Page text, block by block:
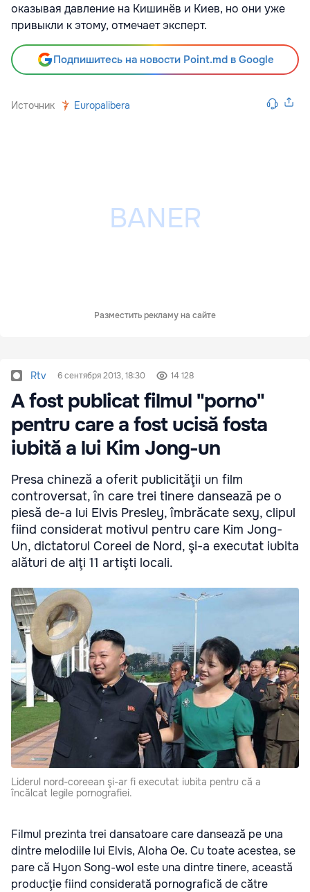
оказывая давление на Кишинёв и Киев, но они уже
привыкли к этому, отмечает эксперт.
Подпишитесь на новости Point.md в Google
Источник Europalibera
Разместить рекламу на сайте
Rtv 6 сентября 2013, 18:30 14 128
A fost publicat filmul "porno"
pentru care a fost ucisă fosta
iubită a lui Kim Jong-un
Presa chineză a oferit publicităţii un film
controversat, în care trei tinere dansează pe o
piesă de-a lui Elvis Presley, îmbrăcate sexy, clipul
fiind considerat motivul pentru care Kim Jong-
Un, dictatorul Coreei de Nord, şi-a executat iubita
alături de alţi 11 artişti locali.
Liderul nord-coreean şi-ar fi executat iubita pentru că a
încălcat legile pornografiei.
Filmul prezinta trei dansatoare care dansează pe una
dintre melodiile lui Elvis, Aloha Oe. Cu toate acestea, se
pare că Hyon Song-wol este una dintre tinere, această
producţie fiind considerată pornografică de către